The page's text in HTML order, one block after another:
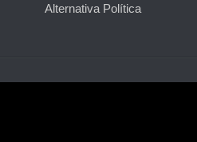
Alternativa Política